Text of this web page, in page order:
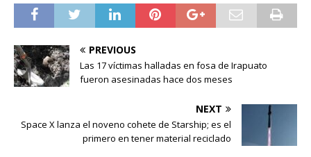
PREVIOUS
Las 17 víctimas halladas en fosa de Irapuato
fueron asesinadas hace dos meses
NEXT
Space X lanza el noveno cohete de Starship; es el
primero en tener material reciclado